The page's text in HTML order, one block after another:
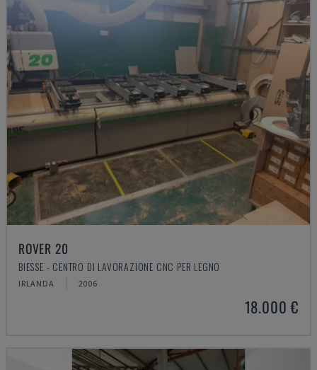
ROVER 20
BIESSE - CENTRO DI LAVORAZIONE CNC PER LEGNO
IRLANDA 2006
18.000 €